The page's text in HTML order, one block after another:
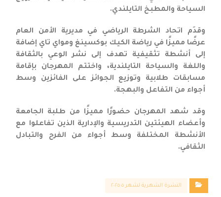
السياحة والمطبخ التايلندي.
وقدَم اتحاد الشرطة الرياضي في مديرية الأمن العام
عرضًا مميزًا في رياضة الكيك بوكسينغ ومواي تاي إضافة
إلى أنشطة تثقيفية تهدف إلى نشر الوعي بالثقافة
واللغة والسياحة التايلندية، واختتم المهرجان بإقامة
مسابقات طلابية وتوزيع الجوائز على الفائزين وسط
أجواء من التفاعل والبهجة.
وقد شهد المهرجان حضورًا مميزًا من طلبة الجامعة
وأعضاء الهيئتين التدريسية والإدارية الذين تفاعلوا مع
الأنشطة المختلفة وسط أجواء من الفرح والتبادل
الثقافي.
النشرة الشهرية لشهر ٥ ٢٠٢٥